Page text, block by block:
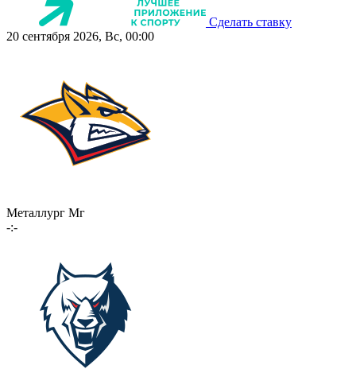
Сделать ставку
20 сентября 2026, Вс, 00:00
Металлург Мг
-:-